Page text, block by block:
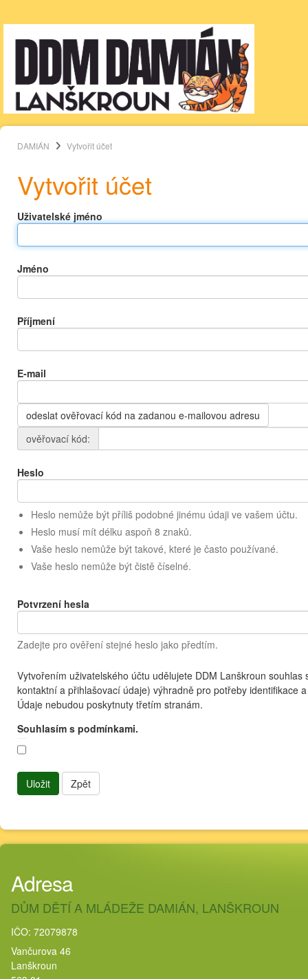
DAMIÁN Vytvořit účet
Vytvořit účet
Uživatelské jméno
Jméno
Příjmení
E-mail
odeslat ověřovací kód na zadanou e-mailovou adresu
ověřovací kód:
Heslo
Heslo nemůže být příliš podobné jinému údaji ve vašem účtu.
Heslo musí mít délku aspoň 8 znaků.
Vaše heslo nemůže být takové, které je často používané.
Vaše heslo nemůže být čistě číselné.
Potvrzení hesla
Zadejte pro ověření stejné heslo jako předtím.
Vytvořením uživatelského účtu udělujete DDM Lanškroun
kontaktní a přihlašovací údaje) výhradně pro potřeby identifikace
Údaje nebudou poskytnuty třetím stranám.
Souhlasím s podmínkami.
Uložit Zpět
Adresa
DŮM DĚTÍ A MLÁDEŽE DAMIÁN, LANŠKROUN
IČO: 72079878
Vančurova 46
Lanškroun